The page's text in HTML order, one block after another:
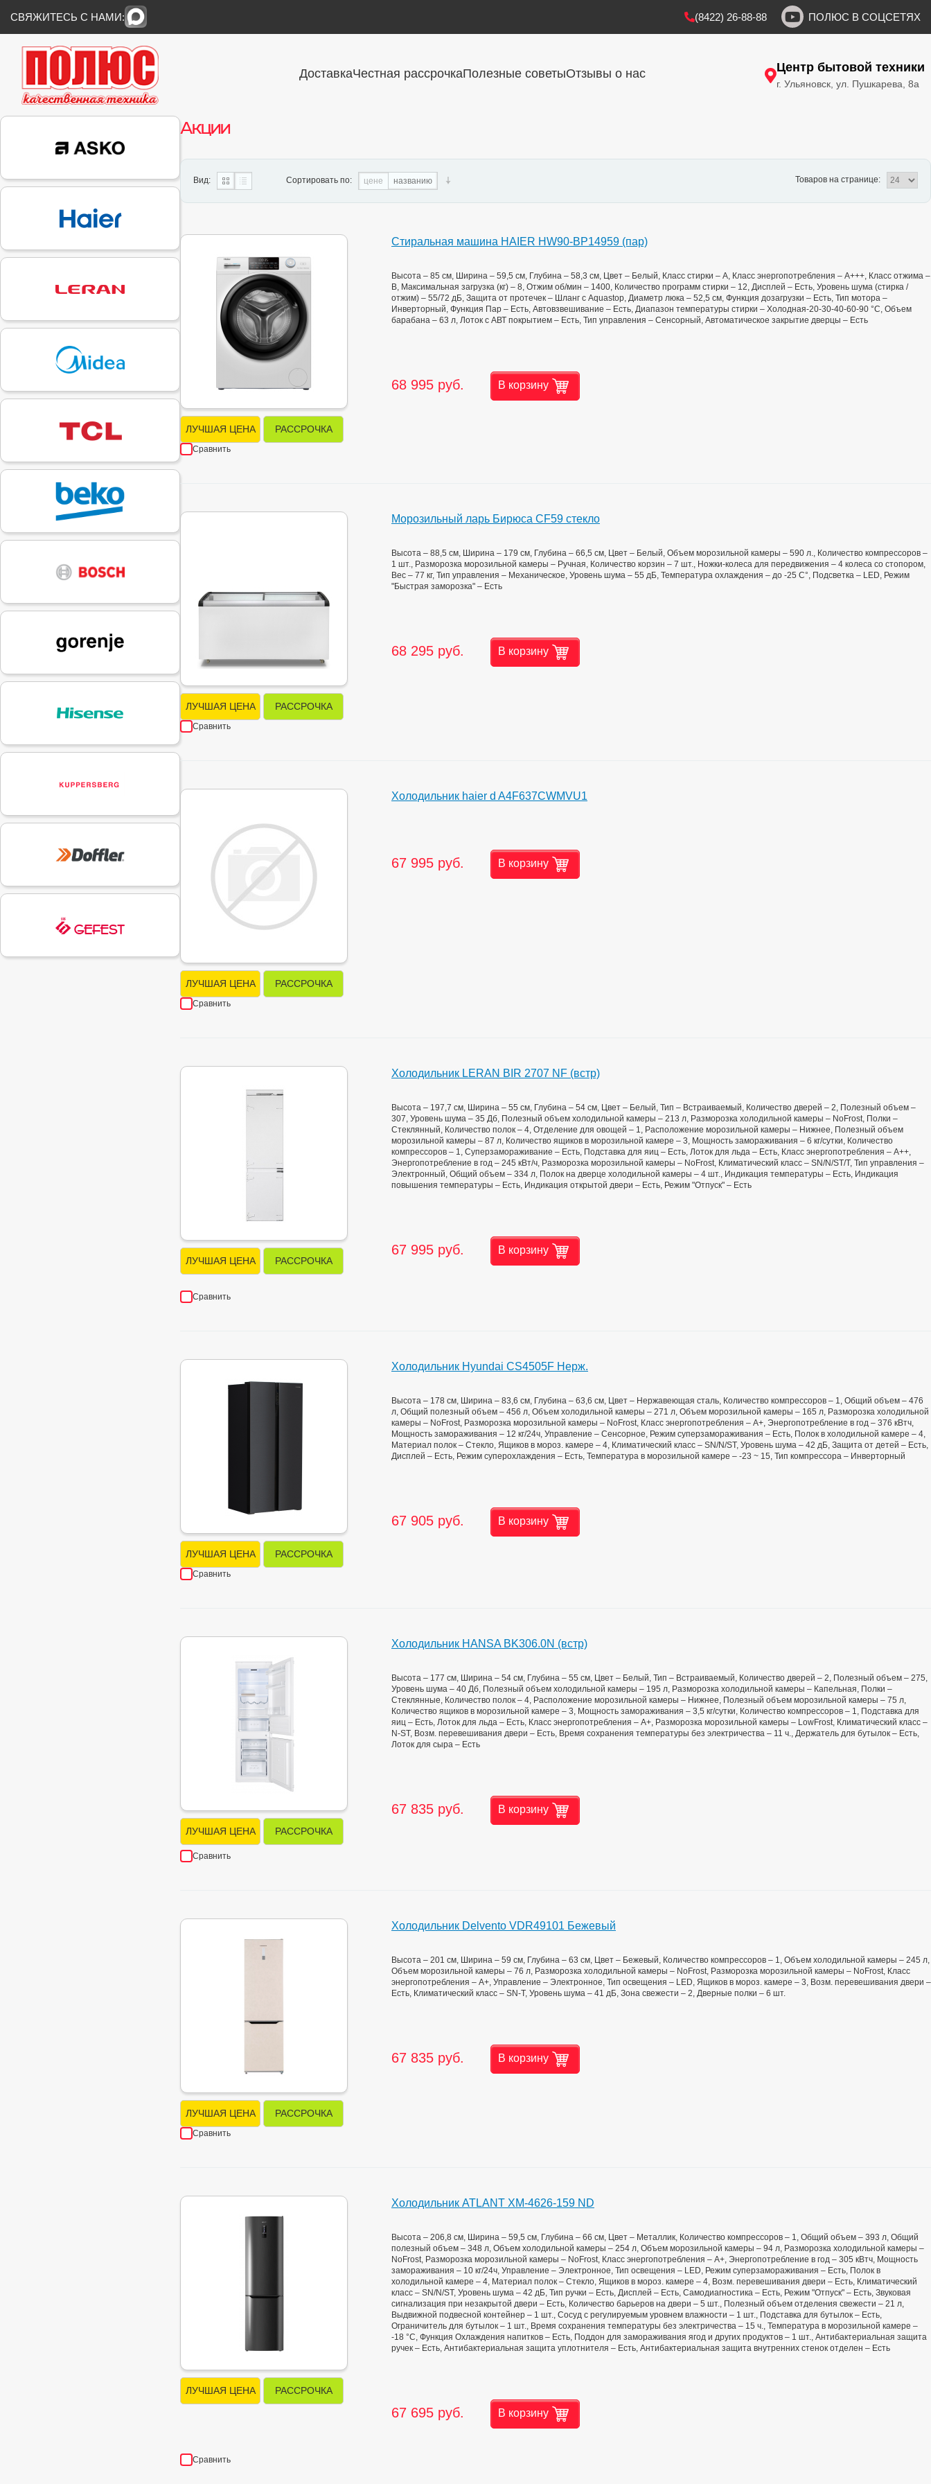
СВЯЖИТЕСЬ С НАМИ: (8422) 26-88-88 ПОЛЮС В СОЦСЕТЯХ
ДоставкаЧестная рассрочкаПолезные советыОтзывы о нас Центр бытовой техники
г. Ульяновск, ул. Пушкарева, 8а
Акции
Вид: Сортировать по: цене названию Товаров на странице:
ЛУЧШАЯ ЦЕНА РАССРОЧКА
Стиральная машина HAIER HW90-BP14959 (пар)
Высота – 85 см, Ширина – 59,5 см, Глубина – 58,3 см, Цвет – Белый, Класс стирки – A, Класс энергопотребления – А+++, Класс отжима –
B, Максимальная загрузка (кг) – 8, Отжим об/мин – 1400, Количество программ стирки – 12, Дисплей – Есть, Уровень шума (стирка /
отжим) – 55/72 дБ, Защита от протечек – Шланг с Aquastop, Диаметр люка – 52,5 см, Функция дозагрузки – Есть, Тип мотора –
Инверторный, Функция Пар – Есть, Автовзвешивание – Есть, Диапазон температуры стирки – Холодная-20-30-40-60-90 °C, Объем
барабана – 63 л, Лоток с АВТ покрытием – Есть, Тип управления – Сенсорный, Автоматическое закрытие дверцы – Есть
68 995 руб. В корзину
Сравнить
ЛУЧШАЯ ЦЕНА РАССРОЧКА
Морозильный ларь Бирюса CF59 стекло
Высота – 88,5 см, Ширина – 179 см, Глубина – 66,5 см, Цвет – Белый, Объем морозильной камеры – 590 л., Количество компрессоров –
1 шт., Разморозка морозильной камеры – Ручная, Количество корзин – 7 шт., Ножки-колеса для передвижения – 4 колеса со стопором,
Вес – 77 кг, Тип управления – Механическое, Уровень шума – 55 дБ, Температура охлаждения – до -25 С°, Подсветка – LED, Режим
"Быстрая заморозка" – Есть
68 295 руб. В корзину
Сравнить
ЛУЧШАЯ ЦЕНА РАССРОЧКА
Холодильник haier d A4F637CWMVU1
67 995 руб. В корзину
Сравнить
ЛУЧШАЯ ЦЕНА РАССРОЧКА
Холодильник LERAN BIR 2707 NF (встр)
Высота – 197,7 см, Ширина – 55 см, Глубина – 54 см, Цвет – Белый, Тип – Встраиваемый, Количество дверей – 2, Полезный объем –
307, Уровень шума – 35 Дб, Полезный объем холодильной камеры – 213 л, Разморозка холодильной камеры – NoFrost, Полки –
Стеклянный, Количество полок – 4, Отделение для овощей – 1, Расположение морозильной камеры – Нижнее, Полезный объем
морозильной камеры – 87 л, Количество ящиков в морозильной камере – 3, Мощность замораживания – 6 кг/сутки, Количество
компрессоров – 1, Суперзамораживание – Есть, Подставка для яиц – Есть, Лоток для льда – Есть, Класс энергопотребления – А++,
Энергопотребление в год – 245 кВт/ч, Разморозка морозильной камеры – NoFrost, Климатический класс – SN/N/ST/T, Тип управления –
Электронный, Общий объем – 334 л, Полок на дверце холодильной камеры – 4 шт., Индикация температуры – Есть, Индикация
повышения температуры – Есть, Индикация открытой двери – Есть, Режим "Отпуск" – Есть
67 995 руб. В корзину
Сравнить
ЛУЧШАЯ ЦЕНА РАССРОЧКА
Холодильник Hyundai CS4505F Нерж.
Высота – 178 см, Ширина – 83,6 см, Глубина – 63,6 см, Цвет – Нержавеющая сталь, Количество компрессоров – 1, Общий объем – 476
л, Общий полезный объем – 456 л, Объем холодильной камеры – 271 л, Объем морозильной камеры – 165 л, Разморозка холодильной
камеры – NoFrost, Разморозка морозильной камеры – NoFrost, Класс энергопотребления – А+, Энергопотребление в год – 376 кВтч,
Мощность замораживания – 12 кг/24ч, Управление – Сенсорное, Режим суперзамораживания – Есть, Полок в холодильной камере – 4,
Материал полок – Стекло, Ящиков в мороз. камере – 4, Климатический класс – SN/N/ST, Уровень шума – 42 дБ, Защита от детей – Есть,
Дисплей – Есть, Режим суперохлаждения – Есть, Температура в морозильной камере – -23 ~ 15, Тип компрессора – Инверторный
67 905 руб. В корзину
Сравнить
ЛУЧШАЯ ЦЕНА РАССРОЧКА
Холодильник HANSA BK306.0N (встр)
Высота – 177 см, Ширина – 54 см, Глубина – 55 см, Цвет – Белый, Тип – Встраиваемый, Количество дверей – 2, Полезный объем – 275,
Уровень шума – 40 Дб, Полезный объем холодильной камеры – 195 л, Разморозка холодильной камеры – Капельная, Полки –
Стеклянные, Количество полок – 4, Расположение морозильной камеры – Нижнее, Полезный объем морозильной камеры – 75 л,
Количество ящиков в морозильной камере – 3, Мощность замораживания – 3,5 кг/сутки, Количество компрессоров – 1, Подставка для
яиц – Есть, Лоток для льда – Есть, Класс энергопотребления – A+, Разморозка морозильной камеры – LowFrost, Климатический класс –
N-ST, Возм. перевешивания двери – Есть, Время сохранения температуры без электричества – 11 ч., Держатель для бутылок – Есть,
Лоток для сыра – Есть
67 835 руб. В корзину
Сравнить
ЛУЧШАЯ ЦЕНА РАССРОЧКА
Холодильник Delvento VDR49101 Бежевый
Высота – 201 см, Ширина – 59 см, Глубина – 63 см, Цвет – Бежевый, Количество компрессоров – 1, Объем холодильной камеры – 245 л,
Объем морозильной камеры – 76 л, Разморозка холодильной камеры – NoFrost, Разморозка морозильной камеры – NoFrost, Класс
энергопотребления – А+, Управление – Электронное, Тип освещения – LED, Ящиков в мороз. камере – 3, Возм. перевешивания двери –
Есть, Климатический класс – SN-T, Уровень шума – 41 дБ, Зона свежести – 2, Дверные полки – 6 шт.
67 835 руб. В корзину
Сравнить
ЛУЧШАЯ ЦЕНА РАССРОЧКА
Холодильник ATLANT ХМ-4626-159 ND
Высота – 206,8 см, Ширина – 59,5 см, Глубина – 66 см, Цвет – Металлик, Количество компрессоров – 1, Общий объем – 393 л, Общий
полезный объем – 348 л, Объем холодильной камеры – 254 л, Объем морозильной камеры – 94 л, Разморозка холодильной камеры –
NoFrost, Разморозка морозильной камеры – NoFrost, Класс энергопотребления – А+, Энергопотребление в год – 305 кВтч, Мощность
замораживания – 10 кг/24ч, Управление – Электронное, Тип освещения – LED, Режим суперзамораживания – Есть, Полок в
холодильной камере – 4, Материал полок – Стекло, Ящиков в мороз. камере – 4, Возм. перевешивания двери – Есть, Климатический
класс – SN/N/ST, Уровень шума – 42 дБ, Тип ручки – Есть, Дисплей – Есть, Самодиагностика – Есть, Режим "Отпуск" – Есть, Звуковая
сигнализация при незакрытой двери – Есть, Количество барьеров на двери – 5 шт., Полезный объем отделения свежести – 21 л,
Выдвижной подвесной контейнер – 1 шт., Cосуд с регулируемым уровнем влажности – 1 шт., Подставка для бутылок – Есть,
Ограничитель для бутылок – 1 шт., Время сохранения температуры без электричества – 15 ч., Температура в морозильной камере –
-18 °C, Функция Охлаждения напитков – Есть, Поддон для замораживания ягод и других продуктов – 1 шт., Антибактериальная защита
ручек – Есть, Антибактериальная защита уплотнителя – Есть, Антибактериальная защита внутренних стенок отделен – Есть
67 695 руб. В корзину
Сравнить